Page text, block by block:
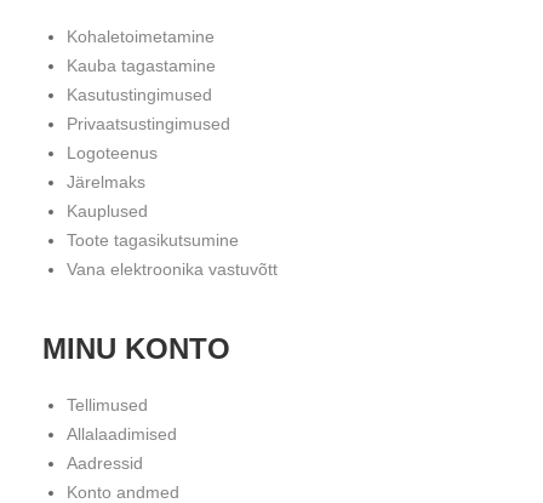
Kohaletoimetamine
Kauba tagastamine
Kasutustingimused
Privaatsustingimused
Logoteenus
Järelmaks
Kauplused
Toote tagasikutsumine
Vana elektroonika vastuvõtt
MINU KONTO
Tellimused
Allalaadimised
Aadressid
Konto andmed